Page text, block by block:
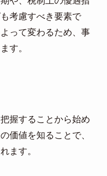
考慮すべき要素で
って変わるため、事
す。
握することから始め
価値を知ることで、
ます。